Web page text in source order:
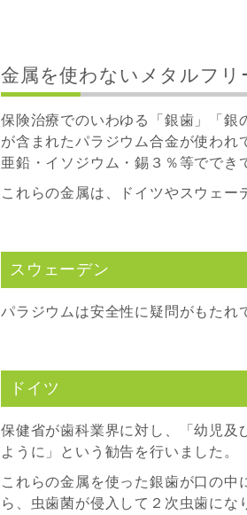
金属を使わないメタルフリ
保険治療でのいわゆる「銀歯」「銀
が含まれたパラジウム合金が使われ
亜鉛・イソジウム・錫３％等ででき
これらの金属は、ドイツやスウェー
スウェーデン
パラジウムは安全性に疑問がもたれ
ドイツ
保健省が歯科業界に対し、「幼児及
ように」という勧告を行いました。
これらの金属を使った銀歯が口の
ら、虫歯菌が侵入して２次虫歯にな